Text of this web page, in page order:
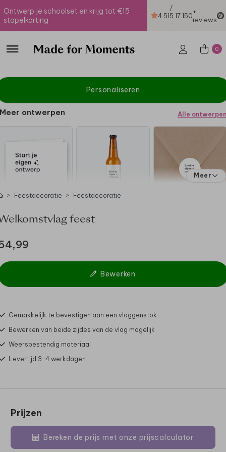
Ontwerp je schoolset en krijg tot €15
stapelkorting
4.51
/
5
-
17.150+
reviews
0
Personaliseren
Meer ontwerpen Alle ontwerpen
Meer
Feestdecoratie Feestdecoratie
feest
Bewerken
Gemakkelijk te bevestigen aan een vlaggenstok
Bewerken van beide zijdes van de vlag mogelijk
Weersbestendig materiaal
Levertijd 3-4 werkdagen
Prijzen
Bereken de prijs met onze prijscalculator